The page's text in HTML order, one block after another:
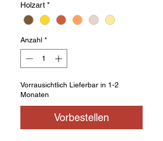
Holzart *
Anzahl *
Vorrausichtlich Lieferbar in 1-2
Monaten
Vorbestellen